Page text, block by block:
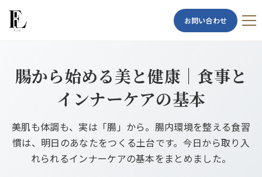
お問い合わせ
腸から始める美と健康｜食事と
インナーケアの基本
美肌も体調も、実は「腸」から。腸内環境を整える食習
慣は、明日のあなたをつくる土台です。今日から取り入
れられるインナーケアの基本をまとめました。